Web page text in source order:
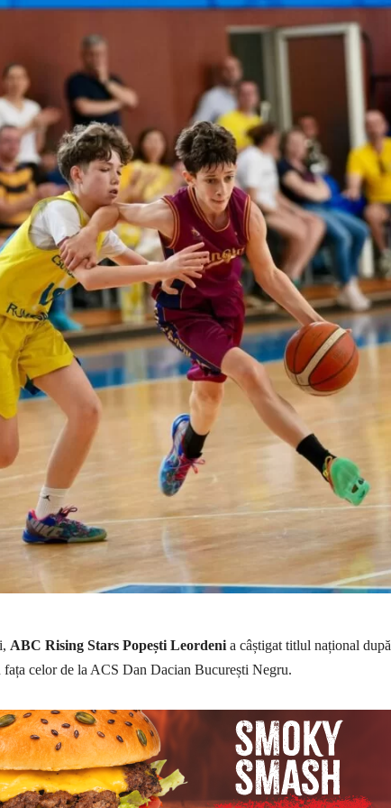
ABC Rising Stars Popești Leordeni a câștigat titlul național după
celor de la ACS Dan Dacian București Negru.